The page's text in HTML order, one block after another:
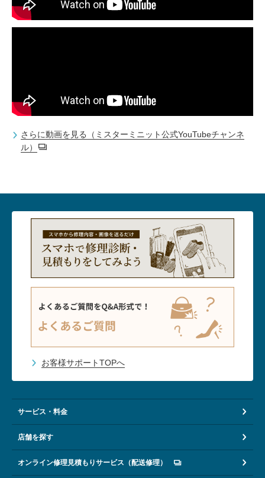
さらに動画を見る（ミスターミニット公式YouTubeチャンネ
ル）
お客様サポートTOPへ
サービス・料金
店舗を探す
オンライン修理見積もりサービス（配送修理）